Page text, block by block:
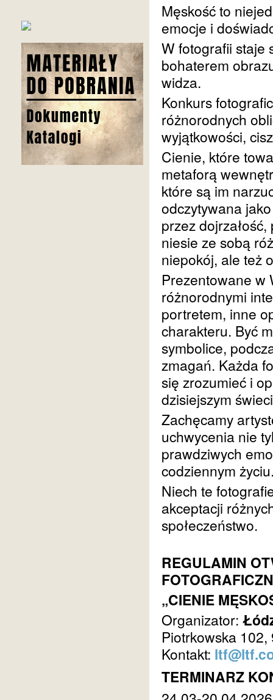
Męskość to
emocje i
W fotografii staje
bohaterem
widza.
Konkurs
różnorodnych
wyjątkowości,
Cienie, które
metaforą
które są im
odczytywana
przez
niesie ze sobą
niepokój, ale też
Prezentowane w
różnorodnymi
portretem, inne
charakteru. Być
symbolice,
zmagań. Każda
się zrozumieć i
dzisiejszym
Zachęcamy
uchwycenia nie
prawdziwych
codziennym
Niech te
akceptacji
społeczeństwo.
REGULAMIN
„CIENIE
Organizator:
Piotrkowska
Kontakt:
TERMINARZ